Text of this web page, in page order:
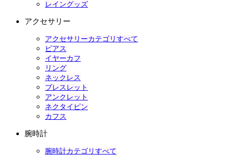
レイングッズ
アクセサリー
アクセサリーカテゴリすべて
ピアス
イヤーカフ
リング
ネックレス
ブレスレット
アンクレット
ネクタイピン
カフス
腕時計
腕時計カテゴリすべて